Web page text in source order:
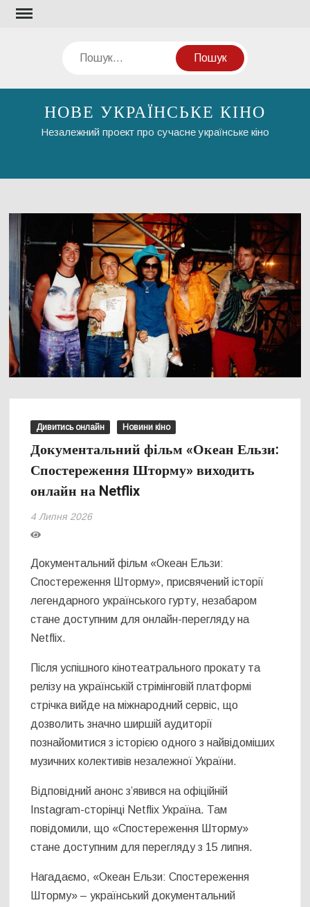
Перейти
Пошук
НОВЕ УКРАЇНСЬКЕ КІНО
Незалежний проект про сучасне українське кіно
Дивитись онлайн Новини кіно
Документальний фільм «Океан Ельзи:
Спостереження Шторму» виходить
онлайн на Netflix
4 Липня 2026
Документальний фільм «Океан Ельзи:
Спостереження Шторму», присвячений історії
легендарного українського гурту, незабаром
стане доступним для онлайн-перегляду на
Netflix.
Після успішного кінотеатрального прокату та
релізу на українській стрімінговій платформі
стрічка вийде на міжнародний сервіс, що
дозволить значно ширшій аудиторії
познайомитися з історією одного з найвідоміших
музичних колективів незалежної України.
Відповідний анонс з’явився на офіційній
Instagram-сторінці Netflix Україна. Там
повідомили, що «Спостереження Шторму»
стане доступним для перегляду з 15 липня.
Нагадаємо, «Океан Ельзи: Спостереження
Шторму» – український документальний